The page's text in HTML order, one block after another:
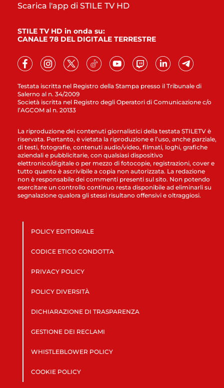
Testata iscritta nel Registro della Stampa presso il Tribunale di
Salerno al n. 34/2009
Società iscritta nel Registro degli Operatori di Comunicazione c/o
l’AGCOM al n. 20133
Scarica l'app di STILE TV HD
STILE TV HD in onda su:
CANALE 78 DEL DIGITALE TERRESTRE
La riproduzione dei contenuti giornalistici della testata STILETV è
riservata. Pertanto, è vietata la riproduzione e l’uso, anche parziale,
di testi, fotografie, contenuti audio/video, filmati, loghi, grafiche
aziendali e pubblicitarie, con qualsiasi dispositivo
elettronico/digitale o per mezzo di fotocopie, registrazioni, cover e
tutto quanto è ascrivibile a copia non autorizzata. La redazione
non è responsabile dei commenti presenti sul sito. Non potendo
esercitare un controllo continuo resta disponibile ad eliminarli su
segnalazione qualora gli stessi risultano offensivi e oltraggiosi.
POLICY EDITORIALE
CODICE ETICO CONDOTTA
PRIVACY POLICY
POLICY DIVERSITÀ
DICHIARAZIONE DI TRASPARENZA
GESTIONE DEI RECLAMI
WHISTLEBLOWER POLICY
COOKIE POLICY